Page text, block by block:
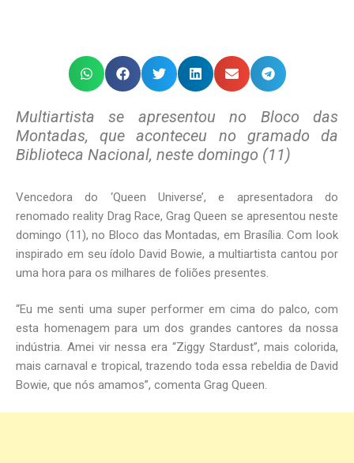
Multiartista se apresentou no Bloco das
Montadas, que aconteceu no gramado da
Biblioteca Nacional, neste domingo (11)
Vencedora do ‘Queen Universe’, e apresentadora do
renomado reality Drag Race, Grag Queen se apresentou neste
domingo (11), no Bloco das Montadas, em Brasília. Com look
inspirado em seu ídolo David Bowie, a multiartista cantou por
uma hora para os milhares de foliões presentes.
“Eu me senti uma super performer em cima do palco, com
esta homenagem para um dos grandes cantores da nossa
indústria. Amei vir nessa era “Ziggy Stardust”, mais colorida,
mais carnaval e tropical, trazendo toda essa rebeldia de David
Bowie, que nós amamos”, comenta Grag Queen.